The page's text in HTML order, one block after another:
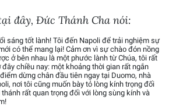
đây, Đức Thánh Cha nói:
sáng tốt lành! Tôi đến Napoli để trải nghiệm sự
có thể mang lại! Cảm ơn vì sự chào đón nồng
ở bên nhau là một phước lành từ Chúa, tôi rất
chiều nay: một khoảng thời gian rất ngắn
dừng chân đầu tiên ngay tại Duomo, nhà
nơi tôi cũng muốn bày tỏ lòng kính trọng đối
rất quan trọng đối với lòng sùng kính và